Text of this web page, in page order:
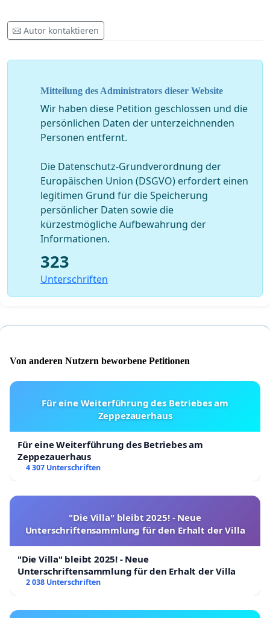
Autor kontaktieren
Mitteilung des Administrators dieser Website
Wir haben diese Petition geschlossen und die
persönlichen Daten der unterzeichnenden
Personen entfernt.
Die Datenschutz-Grundverordnung der
Europäischen Union (DSGVO) erfordert einen
legitimen Grund für die Speicherung
persönlicher Daten sowie die
kürzestmögliche Aufbewahrung der
Informationen.
323
Unterschriften
Von anderen Nutzern beworbene Petitionen
Für eine Weiterführung des Betriebes am
Zeppezauerhaus
Für eine Weiterführung des Betriebes am
Zeppezauerhaus
4 307 Unterschriften
"Die Villa" bleibt 2025! - Neue
Unterschriftensammlung für den Erhalt der Villa
"Die Villa" bleibt 2025! - Neue
Unterschriftensammlung für den Erhalt der Villa
2 038 Unterschriften